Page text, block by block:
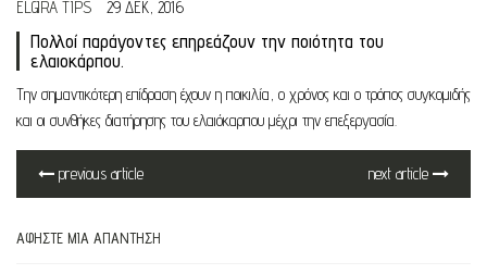
ELGIRA TIPS 29 ΔΕΚ, 2016
Πολλοί παράγοντες επηρεάζουν την ποιότητα του
ελαιοκάρπου.
Την σημαντικότερη επίδραση έχουν η ποικιλία, ο χρόνος και ο τρόπος συγκομιδής
και οι συνθήκες διατήρησης του ελαιόκαρπου μέχρι την επεξεργασία.
previous article next article
ΑΦΉΣΤΕ ΜΙΑ ΑΠΆΝΤΗΣΗ